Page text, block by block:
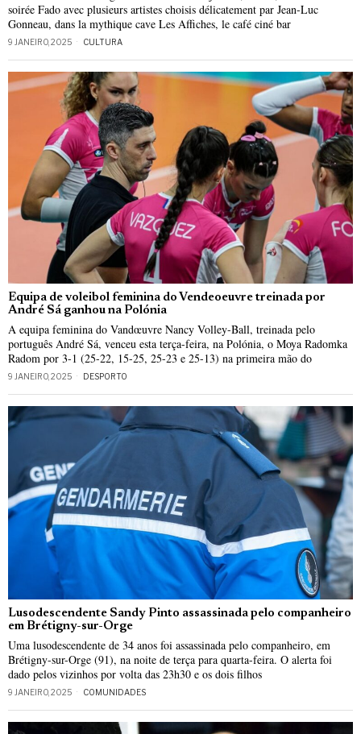
soirée Fado avec plusieurs artistes choisis délicatement par Jean-Luc
Gonneau, dans la mythique cave Les Affiches, le café ciné bar
9 JANEIRO, 2025 CULTURA
Equipa de voleibol feminina do Vendeoeuvre treinada por
André Sá ganhou na Polónia
A equipa feminina do Vandœuvre Nancy Volley-Ball, treinada pelo
português André Sá, venceu esta terça-feira, na Polónia, o Moya Radomka
Radom por 3-1 (25-22, 15-25, 25-23 e 25-13) na primeira mão do
9 JANEIRO, 2025 DESPORTO
Lusodescendente Sandy Pinto assassinada pelo companheiro
em Brétigny-sur-Orge
Uma lusodescendente de 34 anos foi assassinada pelo companheiro, em
Brétigny-sur-Orge (91), na noite de terça para quarta-feira. O alerta foi
dado pelos vizinhos por volta das 23h30 e os dois filhos
9 JANEIRO, 2025 COMUNIDADES